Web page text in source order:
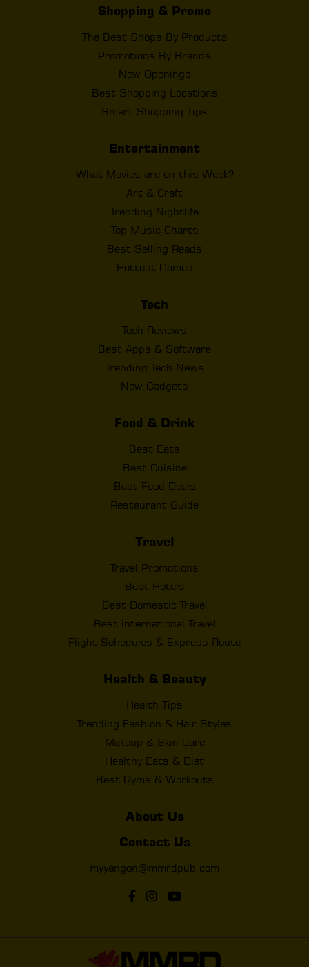
Shopping & Promo
The Best Shops By Products
Promotions By Brands
New Openings
Best Shopping Locations
Smart Shopping Tips
Entertainment
What Movies are on this Week?
Art & Craft
Trending Nightlife
Top Music Charts
Best Selling Reads
Hottest Games
Tech
Tech Reviews
Best Apps & Software
Trending Tech News
New Gadgets
Food & Drink
Best Eats
Best Cuisine
Best Food Deals
Restaurant Guide
Travel
Travel Promotions
Best Hotels
Best Domestic Travel
Best International Travel
Flight Schedules & Express Route
Health & Beauty
Health Tips
Trending Fashion & Hair Styles
Makeup & Skin Care
Healthy Eats & Diet
Best Gyms & Workouts
About Us
Contact Us
myyangon@mmrdpub.com